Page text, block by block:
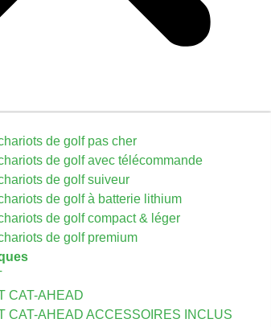
de golf pas cher
de golf avec télécommande
de golf suiveur
de golf à batterie lithium
de golf compact & léger
de golf premium
CAT-AHEAD
CAT-AHEAD ACCESSOIRES INCLUS